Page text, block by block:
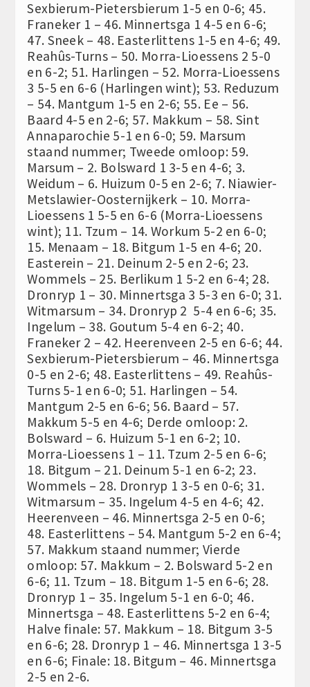
Sexbierum-Pietersbierum 1-5 en 0-6; 45.
Franeker 1 – 46. Minnertsga 1 4-5 en 6-6;
47. Sneek – 48. Easterlittens 1-5 en 4-6; 49.
Reahûs-Turns – 50. Morra-Lioessens 2 5-0
en 6-2; 51. Harlingen – 52. Morra-Lioessens
3 5-5 en 6-6 (Harlingen wint); 53. Reduzum
– 54. Mantgum 1-5 en 2-6; 55. Ee – 56.
Baard 4-5 en 2-6; 57. Makkum – 58. Sint
Annaparochie 5-1 en 6-0; 59. Marsum
staand nummer; Tweede omloop: 59.
Marsum – 2. Bolsward 1 3-5 en 4-6; 3.
Weidum – 6. Huizum 0-5 en 2-6; 7. Niawier-
Metslawier-Oosternijkerk – 10. Morra-
Lioessens 1 5-5 en 6-6 (Morra-Lioessens
wint); 11. Tzum – 14. Workum 5-2 en 6-0;
15. Menaam – 18. Bitgum 1-5 en 4-6; 20.
Easterein – 21. Deinum 2-5 en 2-6; 23.
Wommels – 25. Berlikum 1 5-2 en 6-4; 28.
Dronryp 1 – 30. Minnertsga 3 5-3 en 6-0; 31.
Witmarsum – 34. Dronryp 2 5-4 en 6-6; 35.
Ingelum – 38. Goutum 5-4 en 6-2; 40.
Franeker 2 – 42. Heerenveen 2-5 en 6-6; 44.
Sexbierum-Pietersbierum – 46. Minnertsga
0-5 en 2-6; 48. Easterlittens – 49. Reahûs-
Turns 5-1 en 6-0; 51. Harlingen – 54.
Mantgum 2-5 en 6-6; 56. Baard – 57.
Makkum 5-5 en 4-6; Derde omloop: 2.
Bolsward – 6. Huizum 5-1 en 6-2; 10.
Morra-Lioessens 1 – 11. Tzum 2-5 en 6-6;
18. Bitgum – 21. Deinum 5-1 en 6-2; 23.
Wommels – 28. Dronryp 1 3-5 en 0-6; 31.
Witmarsum – 35. Ingelum 4-5 en 4-6; 42.
Heerenveen – 46. Minnertsga 2-5 en 0-6;
48. Easterlittens – 54. Mantgum 5-2 en 6-4;
57. Makkum staand nummer; Vierde
omloop: 57. Makkum – 2. Bolsward 5-2 en
6-6; 11. Tzum – 18. Bitgum 1-5 en 6-6; 28.
Dronryp 1 – 35. Ingelum 5-1 en 6-0; 46.
Minnertsga – 48. Easterlittens 5-2 en 6-4;
Halve finale: 57. Makkum – 18. Bitgum 3-5
en 6-6; 28. Dronryp 1 – 46. Minnertsga 1 3-5
en 6-6; Finale: 18. Bitgum – 46. Minnertsga
2-5 en 2-6.